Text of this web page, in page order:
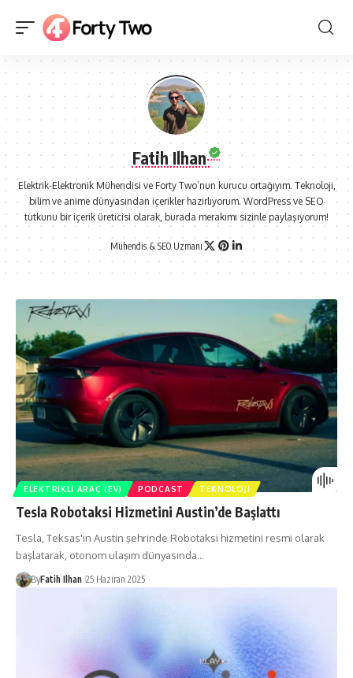
Fatih Ilhan
Elektrik-Elektronik Mühendisi ve Forty Two’nun kurucu ortağıyım. Teknoloji,
bilim ve anime dünyasından içerikler hazırlıyorum. WordPress ve SEO
tutkunu bir içerik üreticisi olarak, burada merakımı sizinle paylaşıyorum!
Mühendis & SEO Uzmanı
ELEKTRIKLI ARAÇ (EV) PODCAST TEKNOLOJI
Tesla Robotaksi Hizmetini Austin’de Başlattı
Tesla, Teksas'ın Austin şehrinde Robotaksi hizmetini resmi olarak
başlatarak, otonom ulaşım dünyasında…
ByFatih Ilhan 25 Haziran 2025